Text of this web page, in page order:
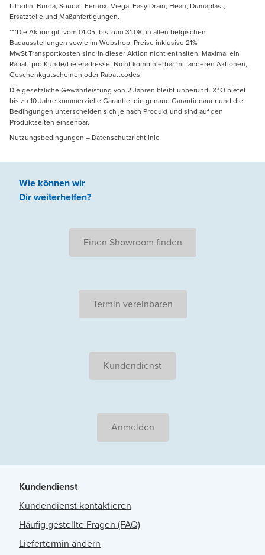
Lithofin, Burda, Soudal, Fernox, Viega, Easy Drain, Heau, Dumaplast,
Ersatzteile und Maßanfertigungen.
***Die Aktion gilt vom 01.05. bis zum 31.08. in allen belgischen
Badausstellungen sowie im Webshop. Preise inklusive 21%
MwSt.Transportkosten sind in dieser Aktion nicht enthalten. Maximal ein
Rabatt pro Kunde/Lieferadresse. Nicht kombinierbar mit anderen Aktionen,
Geschenkgutscheinen oder Rabattcodes.
Die gesetzliche Gewährleistung von 2 Jahren bleibt unberührt. X²O bietet
bis zu 10 Jahre kommerzielle Garantie, die genaue Garantiedauer und die
Bedingungen unterscheiden sich je nach Produkt und sind auf den
Produktseiten einsehbar.
Nutzungsbedingungen – Datenschutzrichtlinie
Wie können wir
Dir weiterhelfen?
Einen Showroom finden
Termin vereinbaren
Kundendienst
Anmelden
Kundendienst
Kundendienst kontaktieren
Häufig gestellte Fragen (FAQ)
Liefertermin ändern